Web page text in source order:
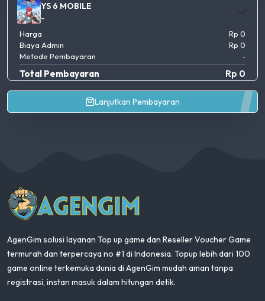
YS 6 MOBILE
-
Harga
Rp 0
Biaya Admin
Rp 0
Metode Pembayaran
-
Total Pembayaran Rp 0
Lanjutkan Pembayaran
AgenGim
AgenGim solusi layanan Top up game dan Reseller Voucher Game
termurah dan terpercaya no #1 di Indonesia. Topup lebih dari 100
game online terkemuka dunia di AgenGim mudah aman tanpa
registrasi, instan masuk dalam hitungan detik.